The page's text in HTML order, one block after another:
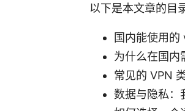
以下是本文章的目
国内能使用
为什么在国内
常见的 VPN
数据与隐私：